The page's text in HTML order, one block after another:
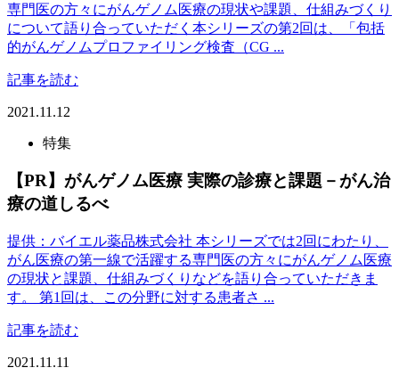
専門医の方々にがんゲノム医療の現状や課題、仕組みづくり
について語り合っていただく本シリーズの第2回は、「包括
的がんゲノムプロファイリング検査（CG ...
記事を読む
2021.11.12
特集
【PR】がんゲノム医療 実際の診療と課題－がん治
療の道しるべ
提供：バイエル薬品株式会社 本シリーズでは2回にわたり、
がん医療の第一線で活躍する専門医の方々にがんゲノム医療
の現状と課題、仕組みづくりなどを語り合っていただきま
す。 第1回は、この分野に対する患者さ ...
記事を読む
2021.11.11